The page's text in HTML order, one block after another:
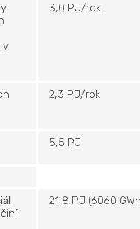
v
3,0 PJ/rok
2,3 PJ/rok
5,5 PJ
21,8 PJ (6060